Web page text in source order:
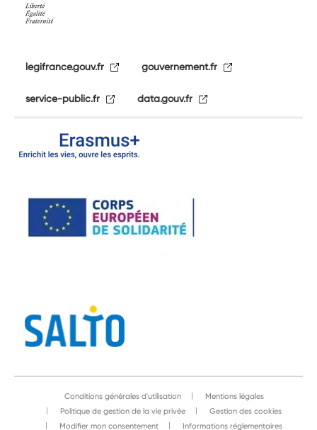
legifrance.gouv.fr gouvernement.fr
service-public.fr data.gouv.fr
Conditions générales d'utilisation
Mentions légales
Politique de gestion de la vie privée
Gestion des cookies
Modifier mon consentement
Informations réglementaires